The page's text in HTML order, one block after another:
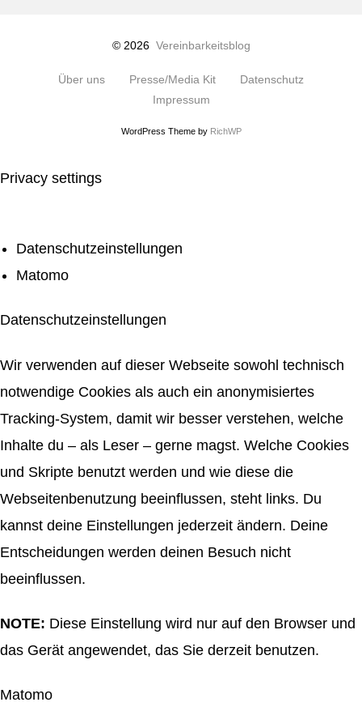
© 2026 Vereinbarkeitsblog
Über uns Presse/Media Kit
Datenschutz
Impressum
WordPress Theme by RichWP
Privacy settings
Datenschutzeinstellungen
Matomo
Datenschutzeinstellungen
Wir verwenden auf dieser Webseite sowohl technisch
notwendige Cookies als auch ein anonymisiertes
Tracking-System, damit wir besser verstehen, welche
Inhalte du – als Leser – gerne magst. Welche Cookies
und Skripte benutzt werden und wie diese die
Webseitenbenutzung beeinflussen, steht links. Du
kannst deine Einstellungen jederzeit ändern. Deine
Entscheidungen werden deinen Besuch nicht
beeinflussen.
NOTE: Diese Einstellung wird nur auf den Browser und
das Gerät angewendet, das Sie derzeit benutzen.
Matomo